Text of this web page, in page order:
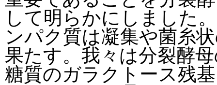
して明らかにしました
ンパク質は凝集や菌糸
果たす。我々は分裂酵
糖質のガラクトース残